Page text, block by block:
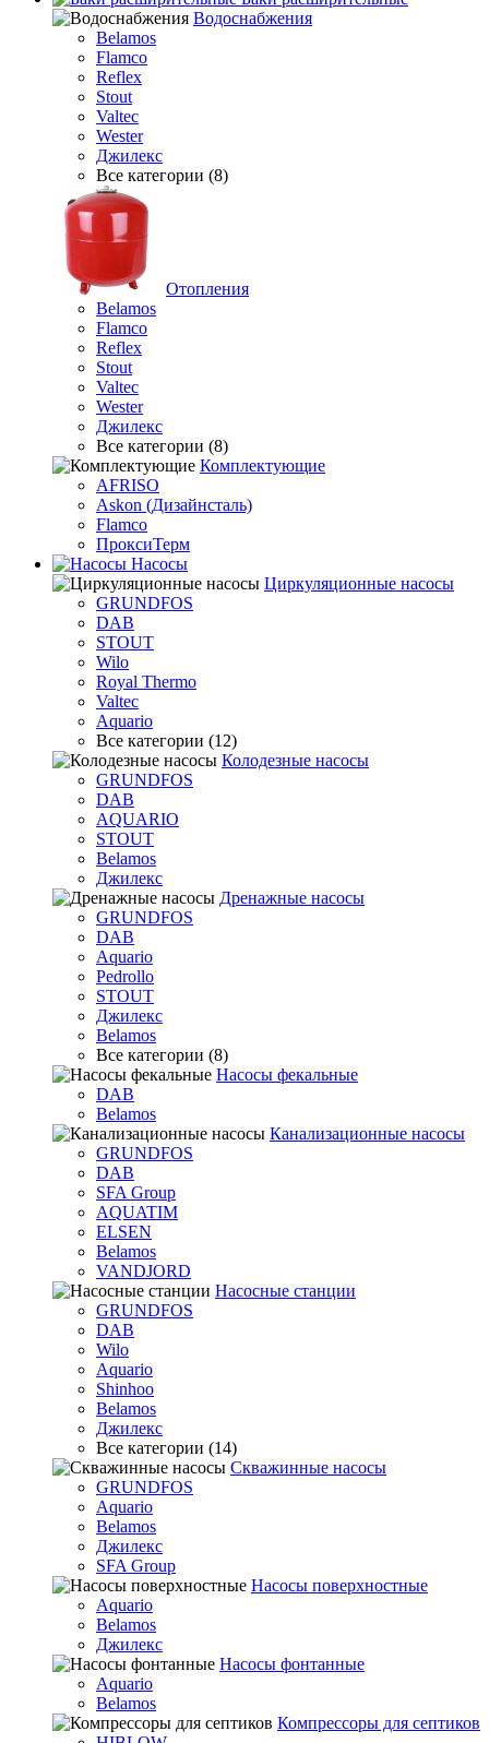
Водоснабжения
Belamos
Flamco
Reflex
Stout
Valtec
Wester
Джилекс
Все категории (8)
Отопления
Belamos
Flamco
Reflex
Stout
Valtec
Wester
Джилекс
Все категории (8)
Комплектующие
AFRISO
Askon (Дизайнсталь)
Flamco
ПроксиТерм
Насосы
Циркуляционные насосы
GRUNDFOS
DAB
STOUT
Wilo
Royal Thermo
Valtec
Aquario
Все категории (12)
Колодезные насосы
GRUNDFOS
DAB
AQUARIO
STOUT
Belamos
Джилекс
Дренажные насосы
GRUNDFOS
DAB
Aquario
Pedrollo
STOUT
Джилекс
Belamos
Все категории (8)
Насосы фекальные
DAB
Belamos
Канализационные насосы
GRUNDFOS
DAB
SFA Group
AQUATIM
ELSEN
Belamos
VANDJORD
Насосные станции
GRUNDFOS
DAB
Wilo
Aquario
Shinhoo
Belamos
Джилекс
Все категории (14)
Скважинные насосы
GRUNDFOS
Aquario
Belamos
Джилекс
SFA Group
Насосы поверхностные
Aquario
Belamos
Джилекс
Насосы фонтанные
Aquario
Belamos
Компрессоры для септиков